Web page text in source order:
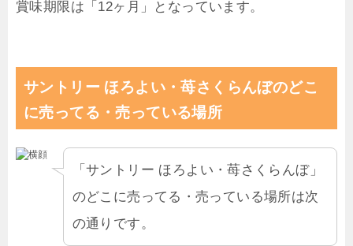
賞味期限は「12ヶ月」となっています。
サントリー ほろよい・苺さくらんぼのどこ
に売ってる・売っている場所
「サントリー ほろよい・苺さくらんぼ」
のどこに売ってる・売っている場所は次
の通りです。